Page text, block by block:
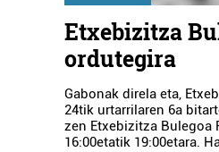
Etxebizitza
ordutegira
Gabonak direla eta,
24tik urtarrilaren 6a
zen Etxebizitza Bulegoa
16:00etatik 19:00etara.